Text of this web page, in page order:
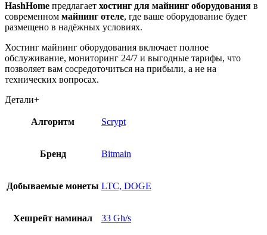
HashHome предлагает хостинг для майнинг оборудования в
современном майнинг отеле, где ваше оборудование будет
размещено в надёжных условиях.
Хостинг майнинг оборудования включает полное
обслуживание, мониторинг 24/7 и выгодные тарифы, что
позволяет вам сосредоточиться на прибыли, а не на
технических вопросах.
Детали+
Алгоритм Scrypt
Бренд Bitmain
Добываемые монеты LTC, DOGE
Хешрейт наминал 33 Gh/s